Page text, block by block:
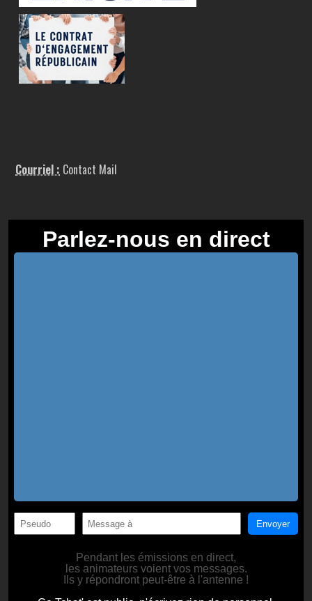
Courriel : Contact Mail